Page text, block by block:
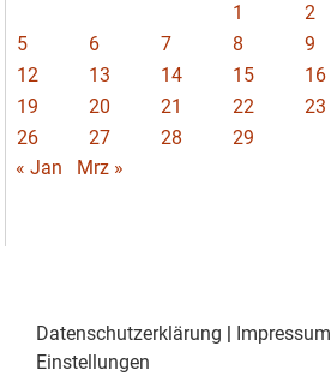
1 2
5
6 7 8 9
12
13 14 15 16
19
20 21 22 23
26
27 28
29
« Jan
Mrz »
Datenschutzerklärung | Impressum
Einstellungen